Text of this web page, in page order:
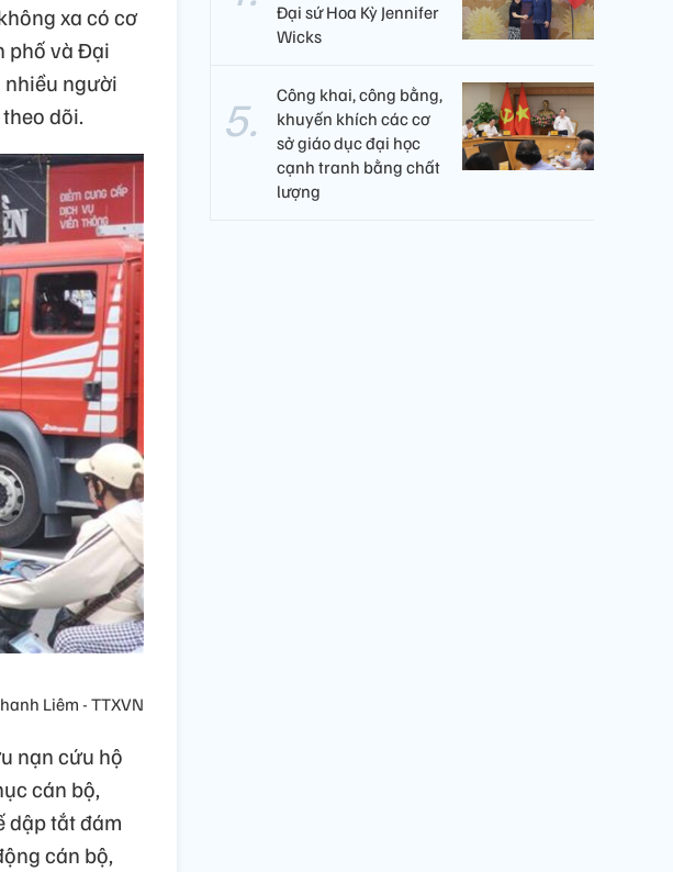
xa có cơ
phố và Đại
nhiều người
dõi.
Liêm - TTXVN
nạn cứu hộ
cán bộ,
dập tắt đám
cán bộ,
Đại sứ Hoa Kỳ Jennifer
Wicks
Công khai, công bằng,
khuyến khích các cơ
sở giáo dục đại học
cạnh tranh bằng chất
lượng​